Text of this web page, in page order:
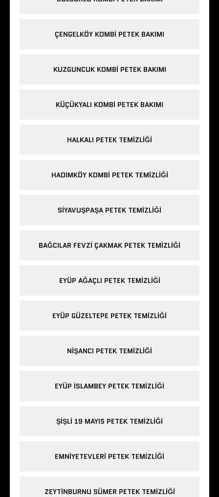
ÇENGELKÖY KOMBI PETEK BAKIMI
KUZGUNCUK KOMBI PETEK BAKIMI
KÜÇÜKYALI KOMBI PETEK BAKIMI
HALKALI PETEK TEMIZLIĞI
HADIMKÖY KOMBI PETEK TEMIZLIĞI
SIYAVUŞPAŞA PETEK TEMIZLIĞI
BAĞCILAR FEVZI ÇAKMAK PETEK TEMIZLIĞI
EYÜP AĞAÇLI PETEK TEMIZLIĞI
EYÜP GÜZELTEPE PETEK TEMIZLIĞI
NIŞANCI PETEK TEMIZLIĞI
EYÜP ISLAMBEY PETEK TEMIZLIĞI
ŞIŞLI 19 MAYIS PETEK TEMIZLIĞI
EMNIYETEVLERI PETEK TEMIZLIĞI
ZEYTINBURNU SÜMER PETEK TEMIZLIĞI